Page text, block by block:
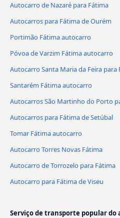
Autocarro de Nazaré para Fátima
Autocarros para Fátima de Ourém
Portimão Fátima autocarro
Póvoa de Varzim Fátima autocarro
Autocarro Santa Maria da Feira para
Santarém Fátima autocarro
Autocarros São Martinho do Porto
Autocarros para Fátima de Setúbal
Tomar Fátima autocarro
Autocarro Torres Novas Fátima
Autocarro de Torrozelo para Fátima
Autocarro para Fátima de Viseu
Serviço de transporte popular do